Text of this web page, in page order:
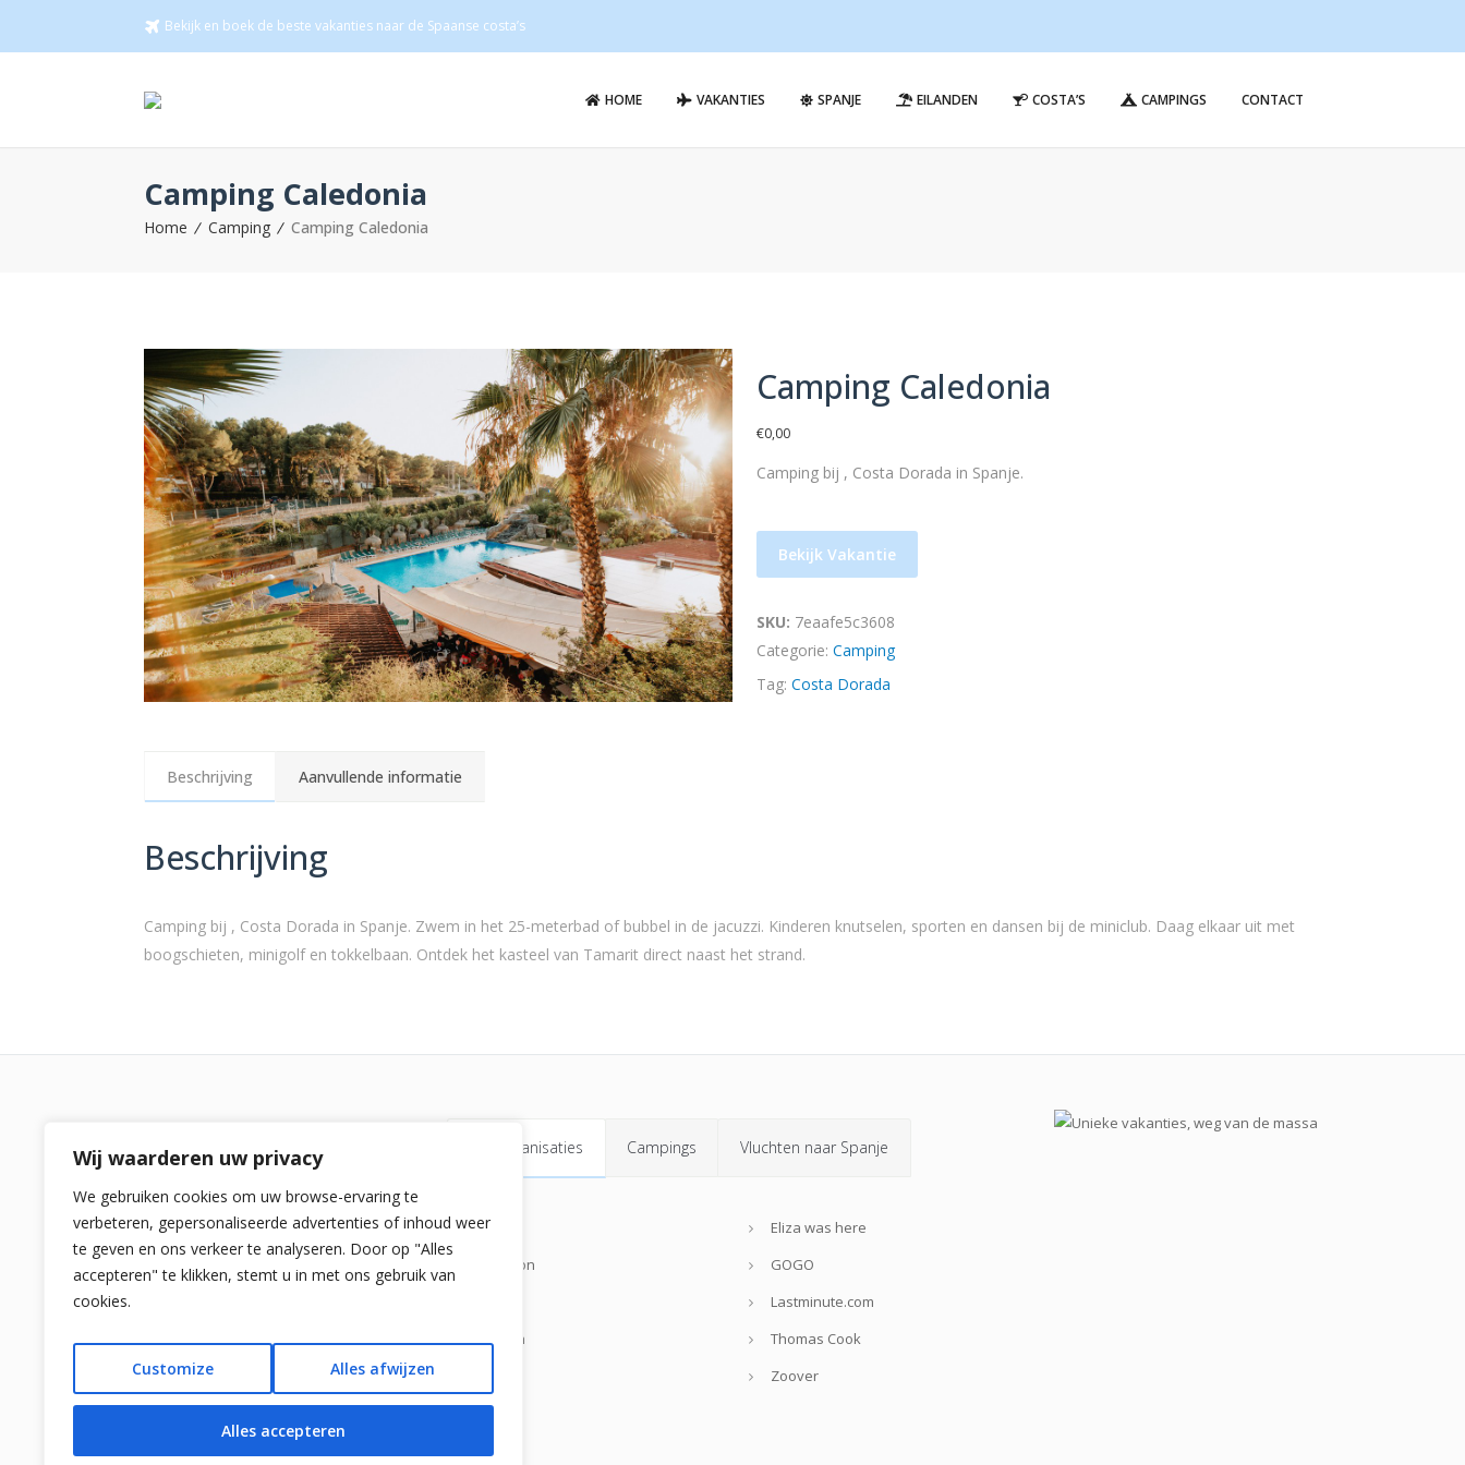
Wij waarderen uw privacy
We gebruiken cookies om uw browse-ervaring te
verbeteren, gepersonaliseerde advertenties of inhoud weer
te geven en ons verkeer te analyseren. Door op "Alles
accepteren" te klikken, stemt u in met ons gebruik van
cookies.
Customize Alles afwijzen
Alles accepteren
Bekijk en boek de beste vakanties naar de Spaanse costa’s
HOME VAKANTIES SPANJE EILANDEN COSTA’S CAMPINGS CONTACT
Camping Caledonia
Home Camping Camping Caledonia
Camping Caledonia
€0,00
Camping bij , Costa Dorada in Spanje.
Bekijk Vakantie
SKU: 7eaafe5c3608
Categorie: Camping
Tag: Costa Dorada
Beschrijving Aanvullende informatie
Beschrijving
Camping bij , Costa Dorada in Spanje. Zwem in het 25-meterbad of bubbel in de jacuzzi. Kinderen knutselen, sporten en dansen bij de miniclub. Daag elkaar uit met
boogschieten, minigolf en tokkelbaan. Ontdek het kasteel van Tamarit direct naast het strand.
Spaansestrandvakanties.nl is een
vergelijker voor alle strandvakanties in
Spanje. We bieden zelf geen reizen aan
naar Spanje maar laten de beste
strandvakanties en lastminute reizen
Reisorganisaties Campings Vluchten naar Spanje
Sunweb
Corendon
D-reizen
Eliza was here
GOGO
Lastminute.com
Thomas Cook
Zoover